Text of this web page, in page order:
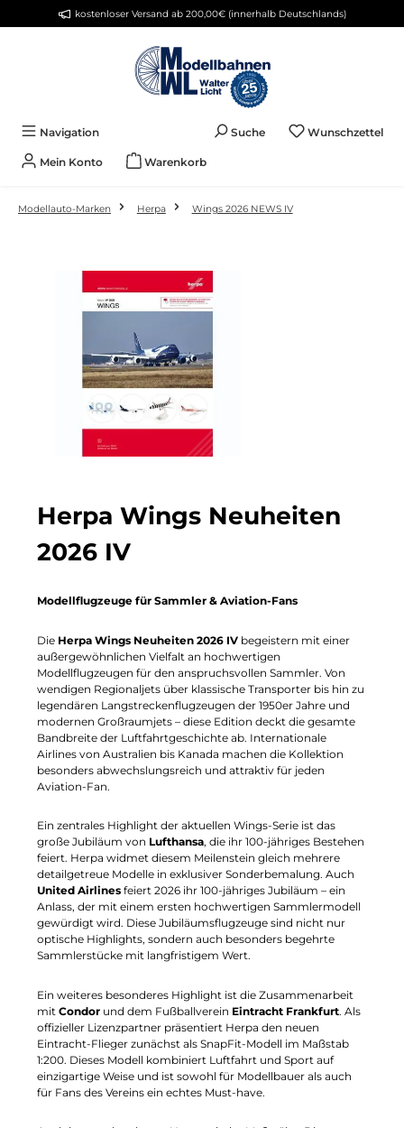
Zum Hauptinhalt springenkostenloser Versand ab 200,00€ (innerhalb Deutschlands)
Navigation Suche WunschzettelDu
Mein Konto Warenkorb
Modellauto-Marken Herpa Wings 2026 NEWS IV
Herpa Wings Neuheiten
2026 IV
Modellflugzeuge für Sammler & Aviation-Fans
Die Herpa Wings Neuheiten 2026 IV begeistern mit einer
außergewöhnlichen Vielfalt an hochwertigen
Modellflugzeugen für den anspruchsvollen Sammler. Von
wendigen Regionaljets über klassische Transporter bis hin zu
legendären Langstreckenflugzeugen der 1950er Jahre und
modernen Großraumjets – diese Edition deckt die gesamte
Bandbreite der Luftfahrtgeschichte ab. Internationale
Airlines von Australien bis Kanada machen die Kollektion
besonders abwechslungsreich und attraktiv für jeden
Aviation-Fan.
Ein zentrales Highlight der aktuellen Wings-Serie ist das
große Jubiläum von Lufthansa, die ihr 100-jähriges Bestehen
feiert. Herpa widmet diesem Meilenstein gleich mehrere
detailgetreue Modelle in exklusiver Sonderbemalung. Auch
United Airlines feiert 2026 ihr 100-jähriges Jubiläum – ein
Anlass, der mit einem ersten hochwertigen Sammlermodell
gewürdigt wird. Diese Jubiläumsflugzeuge sind nicht nur
optische Highlights, sondern auch besonders begehrte
Sammlerstücke mit langfristigem Wert.
Ein weiteres besonderes Highlight ist die Zusammenarbeit
mit Condor und dem Fußballverein Eintracht Frankfurt. Als
offizieller Lizenzpartner präsentiert Herpa den neuen
Eintracht-Flieger zunächst als SnapFit-Modell im Maßstab
1:200. Dieses Modell kombiniert Luftfahrt und Sport auf
einzigartige Weise und ist sowohl für Modellbauer als auch
für Fans des Vereins ein echtes Must-have.